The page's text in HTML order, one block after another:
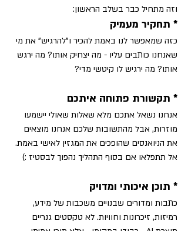
וזה מתחיל כבר בשלב הראשון:
* תחקיר מעמיק
כזה שמאפשר לנו באמת להכיר ו"להרגיש" את מי
שאנחנו כותבים עליו - מה יצחיק אותו? מה ירגש
אותו? מה ירגיש לו קיטשי מדי?
* תקשורת פתוחה איתכם
אנחנו נשאל אתכם מלא שאלות שאולי יישמעו
מוזרות, אבל מהתשובות שלכם אנחנו מוצאים
את הניואנסים שהופכים את המגזין לאישי באמת.
אל תתפלאו אם בסוף התהליך נהפוך לבסטיז :)
* תוכן איכותי ומדויק
כתבות ומדורים שבנויים משכבות של מידע,
רמיזות, זיכרונות וחוויות. לא טקסטים גנריים